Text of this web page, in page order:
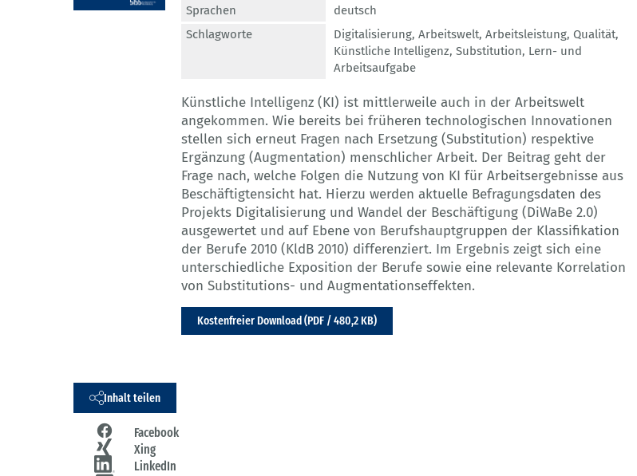
Sprachen
deutsch
Schlagworte
Digitalisierung, Arbeitswelt, Arbeitsleistung, Qualität,
Künstliche Intelligenz, Substitution, Lern- und
Arbeitsaufgabe
Künstliche Intelligenz (KI) ist mittlerweile auch in der Arbeitswelt
angekommen. Wie bereits bei früheren technologischen Innovationen
stellen sich erneut Fragen nach Ersetzung (Substitution) respektive
Ergänzung (Augmentation) menschlicher Arbeit. Der Beitrag geht der
Frage nach, welche Folgen die Nutzung von KI für Arbeitsergebnisse aus
Beschäftigtensicht hat. Hierzu werden aktuelle Befragungsdaten des
Projekts Digitalisierung und Wandel der Beschäftigung (DiWaBe 2.0)
ausgewertet und auf Ebene von Berufshauptgruppen der Klassifikation
der Berufe 2010 (KldB 2010) differenziert. Im Ergebnis zeigt sich eine
unterschiedliche Exposition der Berufe sowie eine relevante Korrelation
von Substitutions- und Augmentationseffekten.
Kostenfreier Download (PDF / 480,2 KB)
Inhalt teilen
Facebook
Xing
LinkedIn